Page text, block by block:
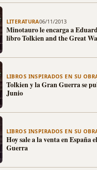
LITERATURA06/11/2013
Minotauro le encarga a
libro Tolkien and the Great
LIBROS INSPIRADOS EN SU
Tolkien y la Gran Guerra se
Junio
LIBROS INSPIRADOS EN SU
Hoy sale a la venta en
Guerra